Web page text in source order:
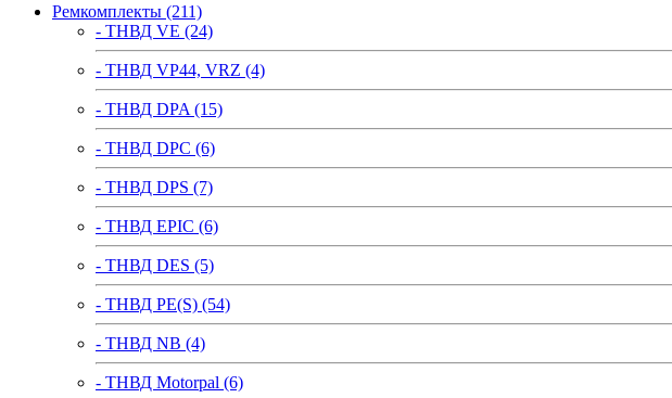
Ремкомплекты (211)
- ТНВД VE (24)
- ТНВД VP44, VRZ (4)
- ТНВД DPA (15)
- ТНВД DPC (6)
- ТНВД DPS (7)
- ТНВД EPIC (6)
- ТНВД DES (5)
- ТНВД PE(S) (54)
- ТНВД NB (4)
- ТНВД Motorpal (6)